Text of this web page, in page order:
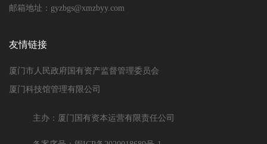
邮箱地址：gyzbgs@xmzbyy.com
友情链接
厦门市人民政府国有资产监督管理委员会
厦门科技馆管理有限公司
主办：厦门国有资本运营有限责任公司